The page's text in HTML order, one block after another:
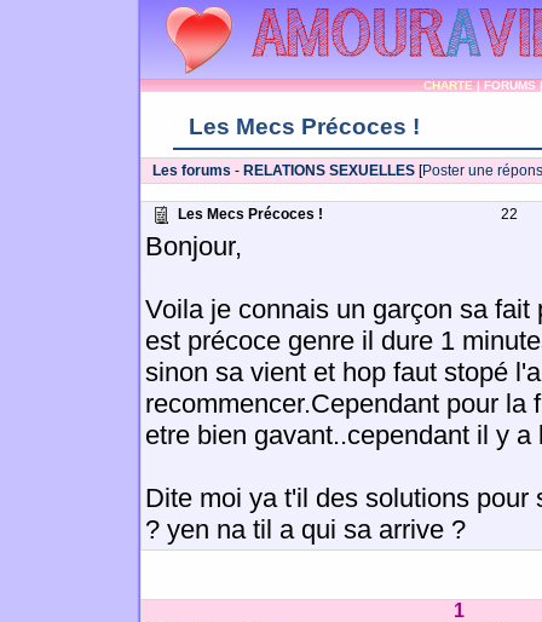
CHARTE|FORUMS
Les Mecs Précoces !
Les forums - RELATIONS SEXUELLES [Poster une
Les Mecs Précoces ! 22
Bonjour,
Voila je connais un garçon sa fait
est précoce genre il dure 1
sinon sa vient et hop faut stopé
recommencer.Cependant pour la
etre bien gavant..cependant il y a
Dite moi ya t'il des solutions pour
? yen na til a qui sa arrive ?
1